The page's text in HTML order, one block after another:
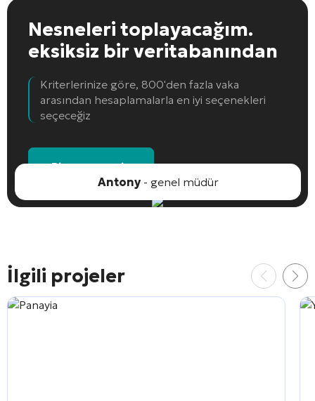
Nesneleri toplayacağım.
eksiksiz bir veritabanından
Kriterlerinize göre, 800'den fazla vaka
arasından hesaplamalarla en iyi seçenekleri
seçeceğiz
Bir nesne seçin
Antony- genel müdür
İlgili projeler